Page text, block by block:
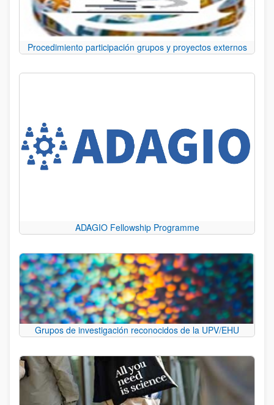
Procedimiento participación grupos y proyectos externos
ADAGIO Fellowship Programme
Grupos de investigación reconocidos de la UPV/EHU